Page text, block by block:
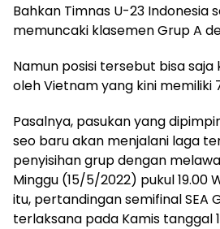
Bahkan Timnas U-23 Indonesia
memuncaki klasemen Grup A
Namun posisi tersebut bisa
oleh Vietnam yang kini memiliki
Pasalnya, pasukan yang
seo baru akan menjalani laga
penyisihan grup dengan
Minggu (15/5/2022) pukul 19.00
itu, pertandingan semifinal SEA
terlaksana pada Kamis tanggal